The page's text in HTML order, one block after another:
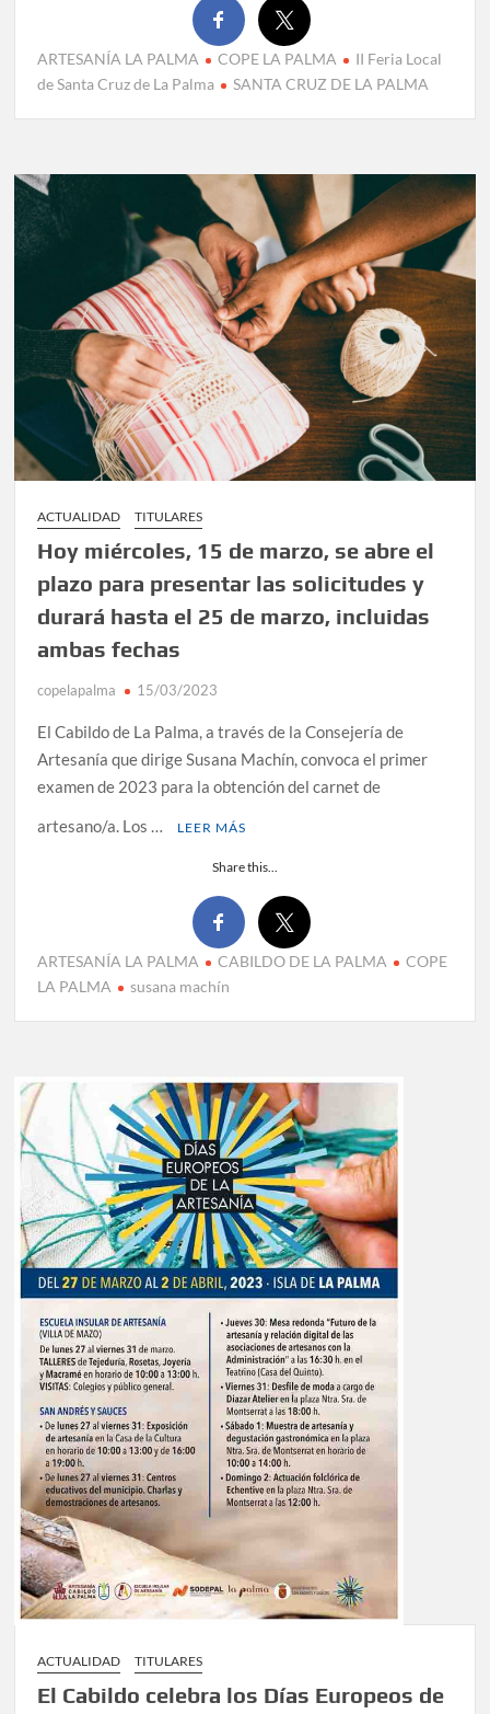
ARTESANÍA LA PALMA COPE LA PALMA
II Feria Local
de Santa Cruz de La Palma
SANTA CRUZ DE LA PALMA
ACTUALIDAD TITULARES
Hoy miércoles, 15 de marzo, se abre el
plazo para presentar las solicitudes y
durará hasta el 25 de marzo, incluidas
ambas fechas
copelapalma 15/03/2023
El Cabildo de La Palma, a través de la Consejería de
Artesanía que dirige Susana Machín, convoca el primer
examen de 2023 para la obtención del carnet de
artesano/a. Los …
LEER MÁS
Share this...
ARTESANÍA LA PALMA CABILDO DE LA PALMA
COPE
LA PALMA
susana machín
ACTUALIDAD TITULARES
El Cabildo celebra los Días Europeos de